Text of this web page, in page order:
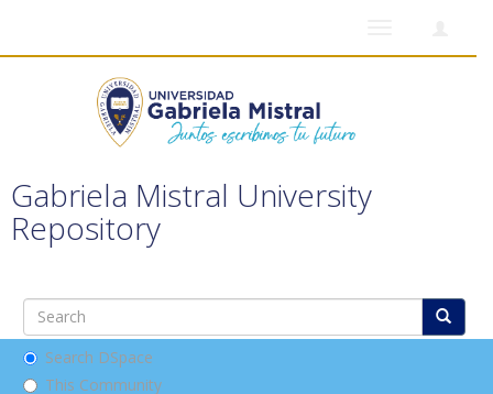
Gabriela Mistral University
Repository
Search DSpace
This Community